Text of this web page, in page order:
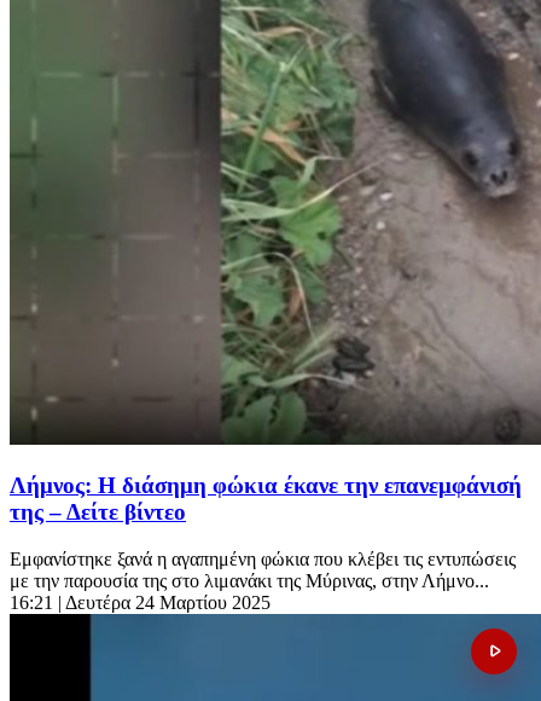
Λήμνος: Η διάσημη φώκια έκανε την επανεμφάνισή
της – Δείτε βίντεο
Εμφανίστηκε ξανά η αγαπημένη φώκια που κλέβει τις εντυπώσεις
με την παρουσία της στο λιμανάκι της Μύρινας, στην Λήμνο...
16:21 | Δευτέρα 24 Μαρτίου 2025